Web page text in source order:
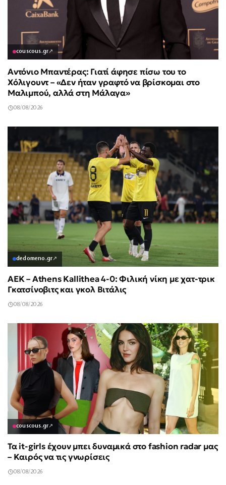
couscous.gr↗
Αντόνιο Μπαντέρας: Γιατί άφησε πίσω του το
Χόλιγουντ – «Δεν ήταν γραφτό να βρίσκομαι στο
Μαλιμπού, αλλά στη Μάλαγα»
08/08/2026
dedomeno.gr↗
ΑΕΚ – Athens Kallithea 4-0: Φιλική νίκη με χατ-τρικ
Γκατσίνοβιτς και γκολ Βιτάλις
08/08/2026
couscous.gr↗
Τα it-girls έχουν μπει δυναμικά στο fashion radar μας
– Καιρός να τις γνωρίσεις
08/08/2026